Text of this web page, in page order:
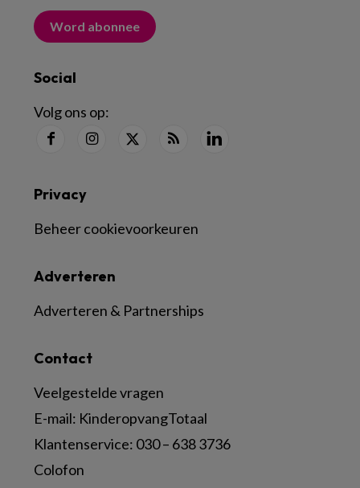
Word abonnee
Social
Volg ons op:
Contact
Veelgestelde vragen
E-mail: KinderopvangTotaal
Klantenservice: 030 – 638 3736
Colofon
Adverteren
Adverteren & Partnerships
Privacy
Beheer cookievoorkeuren